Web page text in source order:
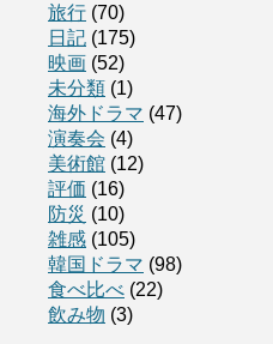
旅行 (70)
日記 (175)
映画 (52)
未分類 (1)
海外ドラマ (47)
演奏会 (4)
美術館 (12)
評価 (16)
防災 (10)
雑感 (105)
韓国ドラマ (98)
食べ比べ (22)
飲み物 (3)